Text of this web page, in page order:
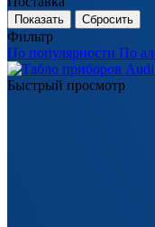
Сбросить
Фильтр
По популярности По
Быстрый просмотр